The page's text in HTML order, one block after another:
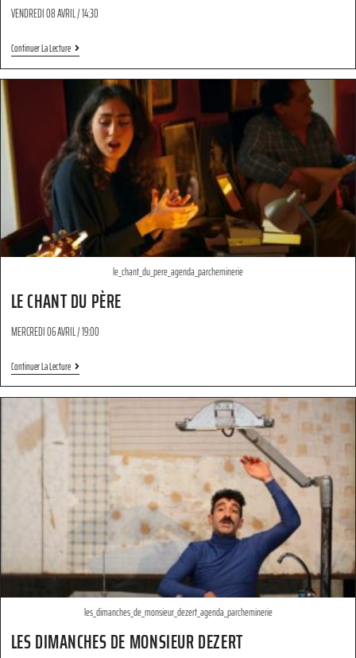
VENDREDI 08 AVRIL / 14:30
Continuer La Lecture
le_chant_du_pere_agenda_parcheminerie
LE CHANT DU PÈRE
MERCREDI 06 AVRIL / 19:00
Continuer La Lecture
les_dimanches_de_monsieur_dezert_agenda_parcheminerie
LES DIMANCHES DE MONSIEUR DEZERT